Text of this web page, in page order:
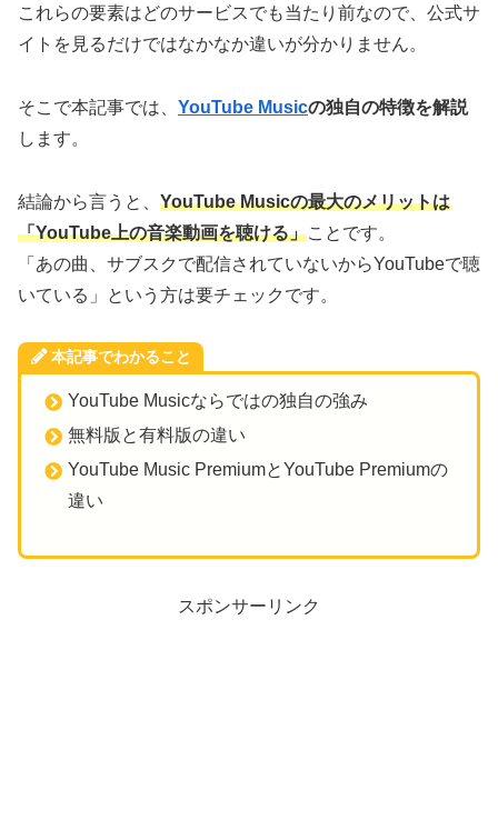
これらの要素はどのサービスでも当たり前なので、公式サ
イトを見るだけではなかなか違いが分かりません。
そこで本記事では、 YouTube Musicの独自の特徴を解説
します。
結論から言うと、 YouTube Musicの最大のメリットは
「YouTube上の音楽動画を聴ける」ことです。
「あの曲、サブスクで配信されていないからYouTubeで聴
いている」という方は要チェックです。
本記事でわかること
YouTube Musicならではの独自の強み
無料版と有料版の違い
YouTube Music PremiumとYouTube Premiumの
違い
スポンサーリンク